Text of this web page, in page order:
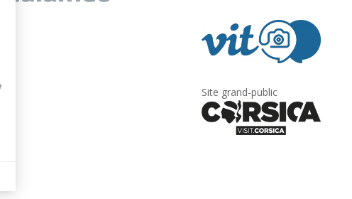
Site grand-public